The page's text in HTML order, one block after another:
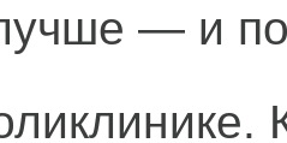
— и